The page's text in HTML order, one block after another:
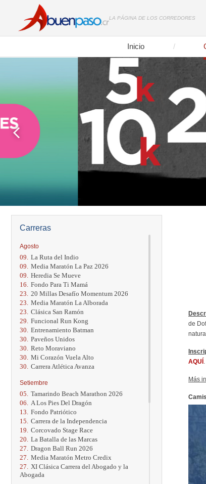
LA PÁGINA DE LOS CORREDORES
Inicio
Carreras
Agosto
09. La Ruta del Indio
09. Media Maratón La Paz 2026
09. Heredia Se Mueve
16. Fondo Para Ti Mamá
23. 20 Millas Desafío Momentum 2026
23. Media Maratón La Alborada
23. Clásica San Ramón
29. Funcional Run Kong
30. Entrenamiento Batman
30. Paveños Unidos
30. Reto Moraviano
30. Mi Corazón Vuela Alto
30. Carrera Atlética Avanza
Setiembre
05. Tamarindo Beach Marathon 2026
06.
A Los Pies Del Dragón
13. Fondo Patriótico
15. Carrera de la Independencia
19. Corcovado Stage Race
20. La Batalla de las Marcas
27. Dragon Ball Run 2026
27. Media Maratón Metro Credix
27.
XI Clásica Carrera del Abogado y la
Abogada
de
AQUÍ
Más